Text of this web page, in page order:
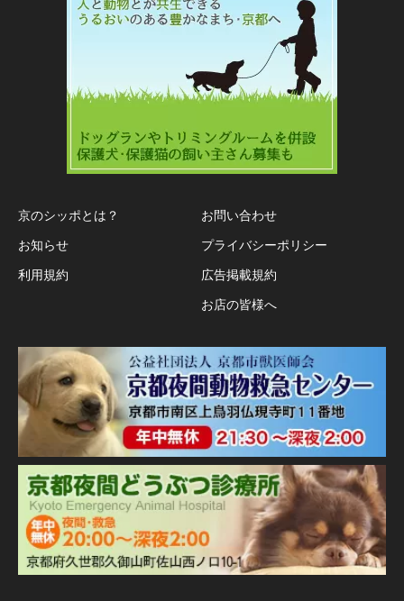
京のシッポとは？
お知らせ
利用規約
お問い合わせ
プライバシーポリシー
広告掲載規約
お店の皆様へ